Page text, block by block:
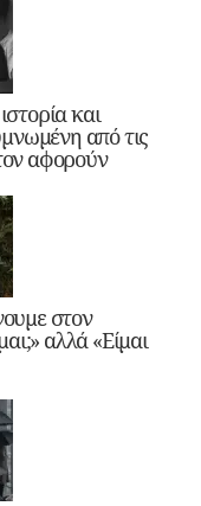
και
από τις
αφορούν
στον
αλλά «Είμαι